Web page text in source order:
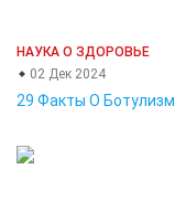
НАУКА О ЗДОРОВЬЕ
02 Дек 2024
29 Факты О Ботулизм